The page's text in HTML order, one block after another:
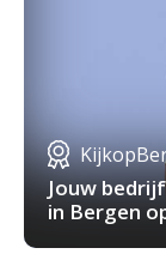
Jouw
in Bergen